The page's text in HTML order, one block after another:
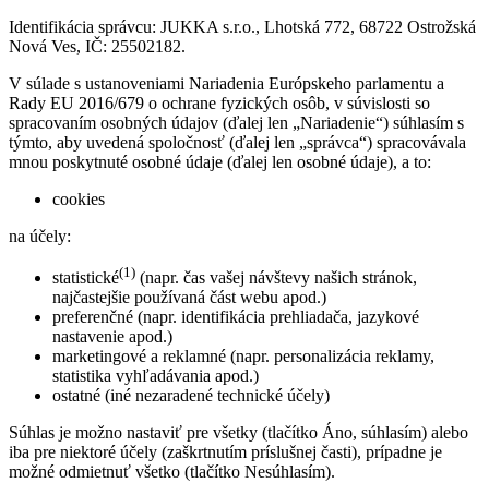
Identifikácia správcu: JUKKA s.r.o., Lhotská 772, 68722 Ostrožská
Nová Ves, IČ: 25502182.
V súlade s ustanoveniami Nariadenia Európskeho parlamentu a
Rady EU 2016/679 o ochrane fyzických osôb, v súvislosti so
spracovaním osobných údajov (ďalej len „Nariadenie“) súhlasím s
týmto, aby uvedená spoločnosť (ďalej len „správca“) spracovávala
mnou poskytnuté osobné údaje (ďalej len osobné údaje), a to:
cookies
na účely:
statistické(1) (napr. čas vašej návštevy našich stránok,
najčastejšie používaná část webu apod.)
preferenčné (napr. identifikácia prehliadača, jazykové
nastavenie apod.)
marketingové a reklamné (napr. personalizácia reklamy,
statistika vyhľadávania apod.)
ostatné (iné nezaradené technické účely)
Súhlas je možno nastaviť pre všetky (tlačítko Áno, súhlasím) alebo
iba pre niektoré účely (zaškrtnutím príslušnej časti), prípadne je
možné odmietnuť všetko (tlačítko Nesúhlasím).